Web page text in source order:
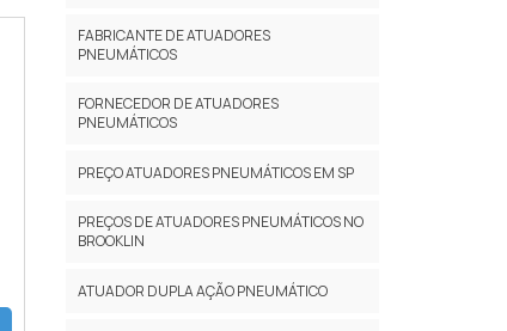
FABRICANTE DE ATUADORES
PNEUMÁTICOS
FORNECEDOR DE ATUADORES
PNEUMÁTICOS
PREÇO ATUADORES PNEUMÁTICOS EM SP
PREÇOS DE ATUADORES PNEUMÁTICOS NO
BROOKLIN
ATUADOR DUPLA AÇÃO PNEUMÁTICO